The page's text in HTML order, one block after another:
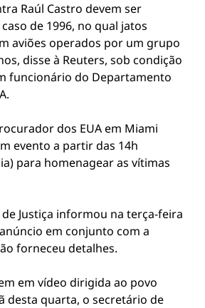
Raúl Castro devem ser
de 1996, no qual jatos
aviões operados por um grupo
disse à Reuters, sob condição
funcionário do Departamento
dos EUA em Miami
evento a partir das 14h
para homenagear as vítimas
Justiça informou na terça-feira
em conjunto com a
forneceu detalhes.
em vídeo dirigida ao povo
desta quarta, o secretário de